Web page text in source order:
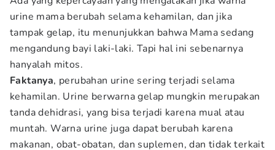
urine mama berubah selama kehamilan, dan jika
tampak gelap, itu menunjukkan bahwa Mama sedang
mengandung bayi laki-laki. Tapi hal ini sebenarnya
hanyalah mitos.
Faktanya, perubahan urine sering terjadi selama
kehamilan. Urine berwarna gelap mungkin merupakan
tanda dehidrasi, yang bisa terjadi karena mual atau
muntah. Warna urine juga dapat berubah karena
makanan, obat-obatan, dan suplemen, dan tidak terkait